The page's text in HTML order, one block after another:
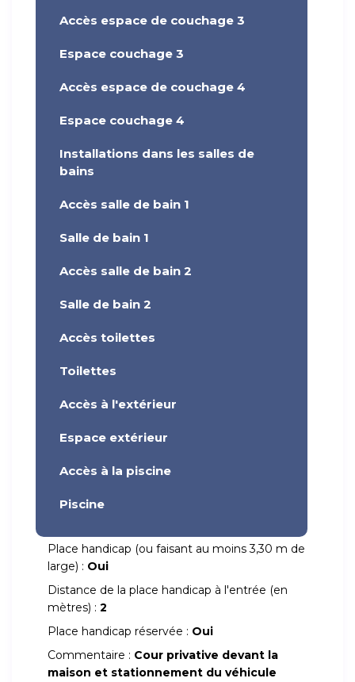
Accès espace de couchage 3
Espace couchage 3
Accès espace de couchage 4
Espace couchage 4
Installations dans les salles de
bains
Accès salle de bain 1
Salle de bain 1
Accès salle de bain 2
Salle de bain 2
Accès toilettes
Toilettes
Accès à l'extérieur
Espace extérieur
Accès à la piscine
Piscine
Place handicap (ou faisant au moins 3,30 m de
large) : Oui
Distance de la place handicap à l'entrée (en
mètres) : 2
Place handicap réservée : Oui
Commentaire : Cour privative devant la
maison et stationnement du véhicule